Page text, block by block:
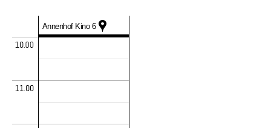
Annenhof Kino 6